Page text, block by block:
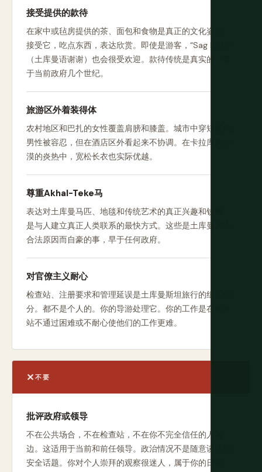
接受提供的款待
在家中或毡房提供的茶、面包和食物是真正的文化姿态。
接受它，吃点东西，表达欣赏。即使是游客，“Sag boluň”
（土库曼语谢谢）也会很受欢迎。款待传统是真实的，早
于当前政府几个世纪。
旅游区外着装得体
农村地区和巴扎的女性覆盖肩膀和膝盖。城市中穿短裤的
男性被容忍，但在酒店区外看起来不协调。在卡拉库姆沙
漠的炎热中，宽松长衣也实际优越。
尊重Akhal-Teke马
表达对土库曼马匹、地毯和传统艺术的真正兴趣和钦佩，
是与人建立真正人类联系的最快方式。这些是土库曼人因
合法原因而自豪的事，早于任何政府。
对官僚主义耐心
检查站、注册要求和管理延误是土库曼斯坦旅行的组成部
分。都不是个人的。你的导游处理它。你的工作是在检查
站不通过困难或不耐心使他们的工作更难。
不要
批评政府或领导
不在公共场合，不在检查站，不在你不完全信任的人耳
边。这适用于当前和前任领导。政治情况不是随意谈话的
安全话题。你对个人崇拜的观察很迷人，属于你的日记，